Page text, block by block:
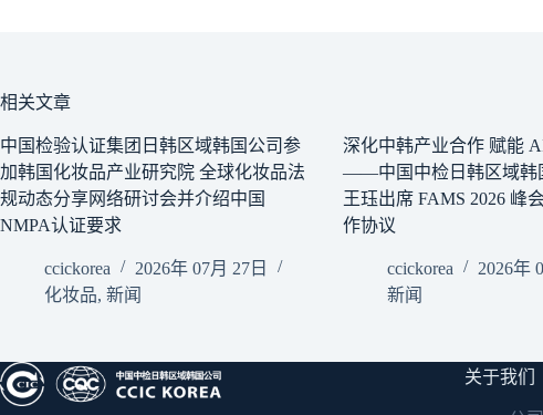
相关文章
中国检验认证集团日韩区域韩国公司参
加韩国化妆品产业研究院 全球化妆品法
规动态分享网络研讨会并介绍中国
NMPA认证要求
ccickorea
2026年 07月 27日
化妆品, 新闻
深化中韩产业合作 赋能
——中国中检日韩区域韩
王珏出席 FAMS 2026 峰
作协议
ccickorea
2026年
新闻
关于我们